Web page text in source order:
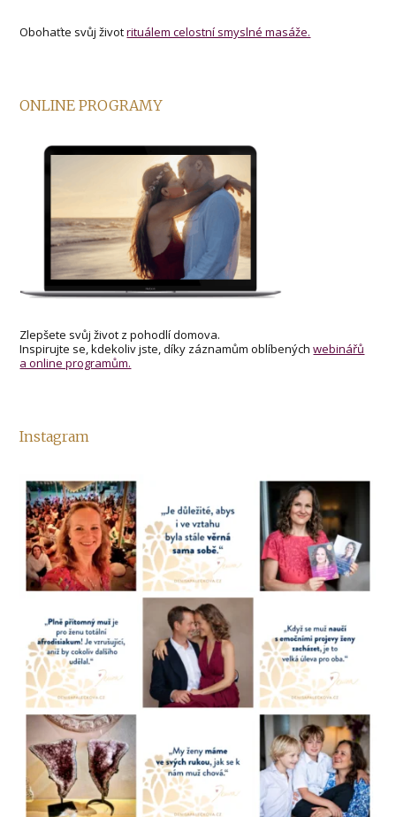
Obohaťte svůj životrituálem celostní smyslné masáže.
ONLINE PROGRAMY
Zlepšete svůj život z pohodlí domova.
Inspirujte se, kdekoliv jste, díky záznamům oblíbenýchwebinářů
a online programům.
Instagram